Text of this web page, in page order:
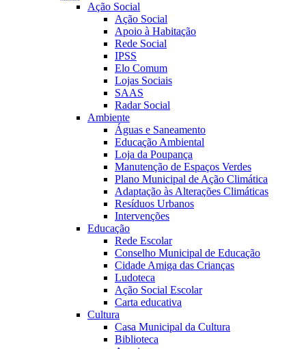
Ação Social
Ação Social
Apoio à Habitação
Rede Social
IPSS
Elo Comum
Lojas Sociais
SAAS
Radar Social
Ambiente
Águas e Saneamento
Educação Ambiental
Loja da Poupança
Manutenção de Espaços Verdes
Plano Municipal de Ação Climática
Adaptação às Alterações Climáticas
Resíduos Urbanos
Intervenções
Educação
Rede Escolar
Conselho Municipal de Educação
Cidade Amiga das Crianças
Ludoteca
Ação Social Escolar
Carta educativa
Cultura
Casa Municipal da Cultura
Biblioteca